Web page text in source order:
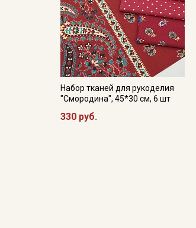
Набор тканей для рукоделия
"Смородина", 45*30 см, 6 шт
330 руб.